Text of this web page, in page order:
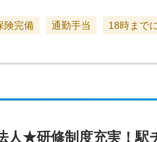
険完備 通勤手当 18時まで
人★研修制度充実！